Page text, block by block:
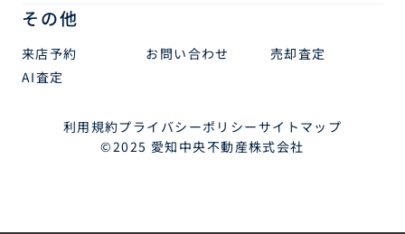
その他
来店予約 お問い合わせ
売却査定
AI査定
利用規約プライバシーポリシーサイトマップ
©2025 愛知中央不動産株式会社